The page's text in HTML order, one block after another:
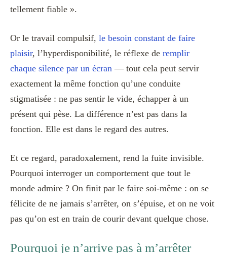
tellement fiable ».
Or le travail compulsif, le besoin constant de faire
plaisir, l’hyperdisponibilité, le réflexe de remplir
chaque silence par un écran — tout cela peut servir
exactement la même fonction qu’une conduite
stigmatisée : ne pas sentir le vide, échapper à un
présent qui pèse. La différence n’est pas dans la
fonction. Elle est dans le regard des autres.
Et ce regard, paradoxalement, rend la fuite invisible.
Pourquoi interroger un comportement que tout le
monde admire ? On finit par le faire soi-même : on se
félicite de ne jamais s’arrêter, on s’épuise, et on ne voit
pas qu’on est en train de courir devant quelque chose.
Pourquoi je n’arrive pas à m’arrêter